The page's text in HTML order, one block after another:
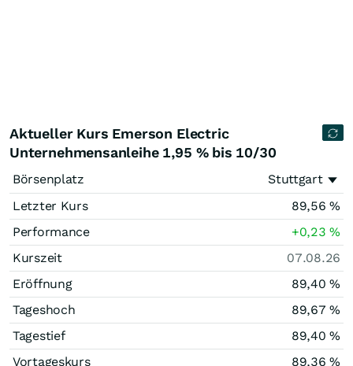
Aktueller Kurs Emerson Electric
Unternehmensanleihe 1,95 % bis 10/30
Börsenplatz
Stuttgart
Letzter Kurs
89,56 %
Performance
+0,23%
Kurszeit
07.08.26
Eröffnung
89,40 %
Tageshoch
89,67 %
Tagestief
89,40 %
Vortageskurs
89,36%